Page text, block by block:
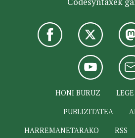
HONI BURUZ
PUBLIZITATEA
HARREMANETARAKO
RSS